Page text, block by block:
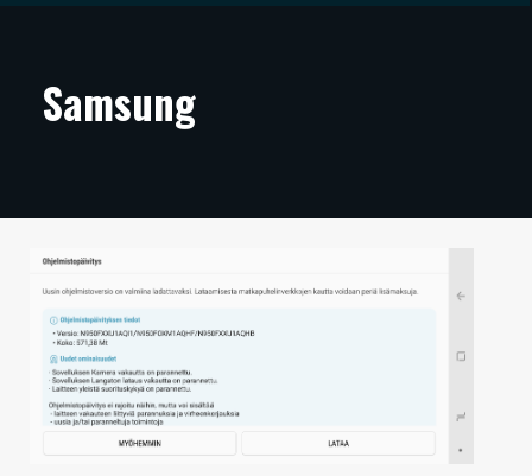
ARTIKKELIT
TECHBBS
TIETOA
HINTA.FI
KAUPPA
VAIHDA TEEMA
Samsung